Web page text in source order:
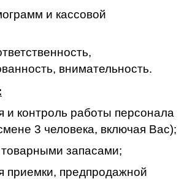
и кассовой
внимательность.
и контроль работы персонала
3 человека, включая Вас);
запасами;
приемки, предпродажной